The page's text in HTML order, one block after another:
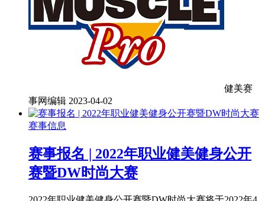
健美赛
事网编辑 2023-04-02
赛事信息
赛事报名 | 2022年职业健美健身公开
赛暨DW时尚大赛